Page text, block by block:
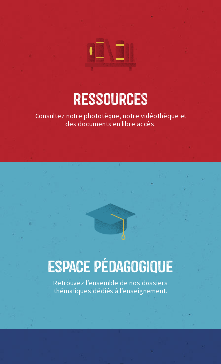
Ressources
Consultez notre phototèque, notre vidéothèque et
des documents en libre accès.
Espace Pédagogique
Retrouvez l’ensemble de nos dossiers
thématiques dédiés à l’enseignement.